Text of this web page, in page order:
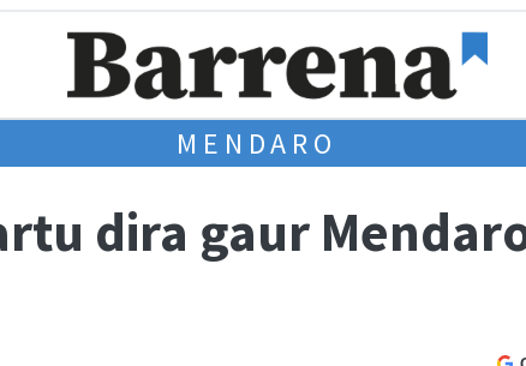
MENDARO
dira gaur